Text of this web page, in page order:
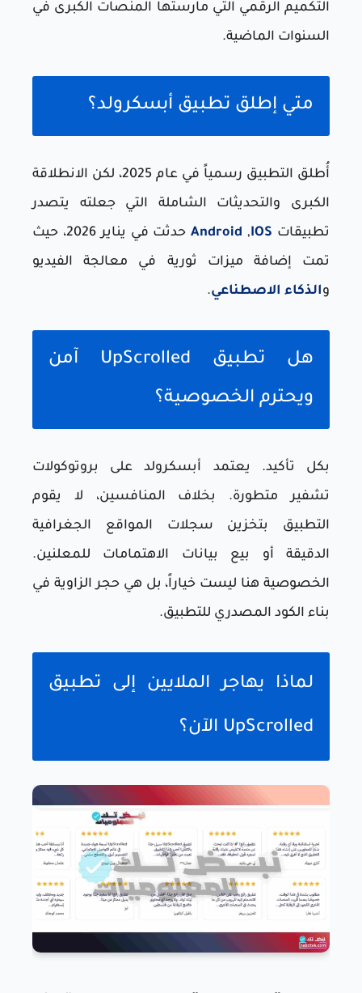
التكميم الرقمي التي مارستها المنصات الكبرى في
السنوات الماضية.
متي إطلق تطبيق أبسكرولد؟
أُطلق التطبيق رسمياً في عام 2025، لكن الانطلاقة
الكبرى والتحديثات الشاملة التي جعلته يتصدر
تطبيقات
Android,IOS
حدثت في يناير 2026، حيث
تمت إضافة ميزات ثورية في معالجة الفيديو
والذكاء الاصطناعي.
هل تطبيق UpScrolled آمن
ويحترم الخصوصية؟
بكل تأكيد. يعتمد أبسكرولد على بروتوكولات
تشفير متطورة. بخلاف المنافسين، لا يقوم
التطبيق بتخزين سجلات المواقع الجغرافية
الدقيقة أو بيع بيانات الاهتمامات للمعلنين.
الخصوصية هنا ليست خياراً، بل هي حجر الزاوية في
بناء الكود المصدري للتطبيق.
لماذا يهاجر الملايين إلى تطبيق
UpScrolled الآن؟